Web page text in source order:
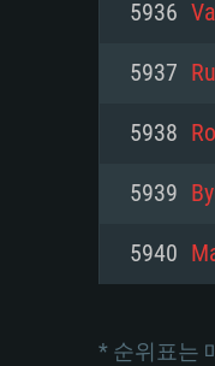
해상도:
네트워
여유 저
(Mac),
의
네트워
여유 저
와 동급
지원하
5936
5937
5938
5939
5940
* 순위표는